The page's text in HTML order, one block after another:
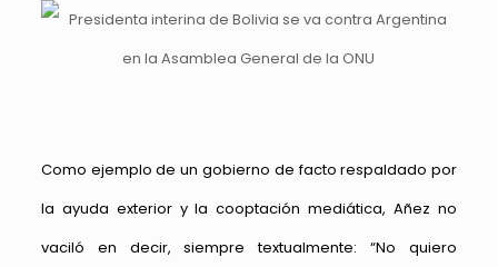
Como ejemplo de un gobierno de facto respaldado por
la ayuda exterior y la cooptación mediática, Añez no
vaciló en decir, siempre textualmente: “No quiero